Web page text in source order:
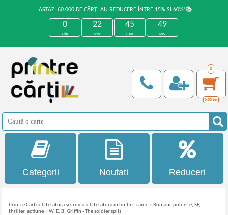
ASTĂZI 60.000 DE CĂRȚI AU REDUCERE ÎNTRE 15% ȘI 60%!📚
0
zile
22
ore
45
min
49
sec
0
0,00 Lei
Categorii Noutati Reduceri
Printre Carti » Literatura si critica » Literatura in limbi straine » Romane politiste, SF,
thriller, actiune »W. E. B. Griffin - The soldier spils